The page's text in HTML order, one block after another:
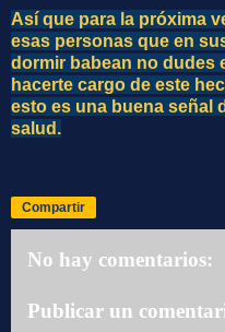
Así que para la próxima
esas personas que en
dormir babean no dudes
hacerte cargo de este
esto es una buena señal
salud.
Compartir
No hay comentarios:
Publicar un